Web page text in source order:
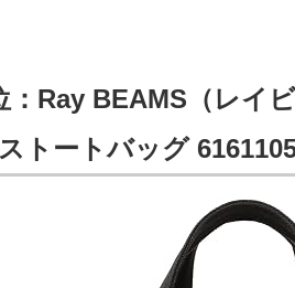
：Ray BEAMS（レイ
トートバッグ